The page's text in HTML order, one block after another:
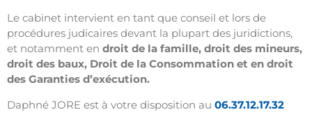
Le cabinet intervient en tant que conseil et lors de
procédures judicaires devant la plupart des juridictions,
et notamment en droit de la famille, droit des mineurs,
droit des baux, Droit de la Consommation et en droit
des Garanties d’exécution.
Daphné JORE est à votre disposition au 06.37.12.17.32